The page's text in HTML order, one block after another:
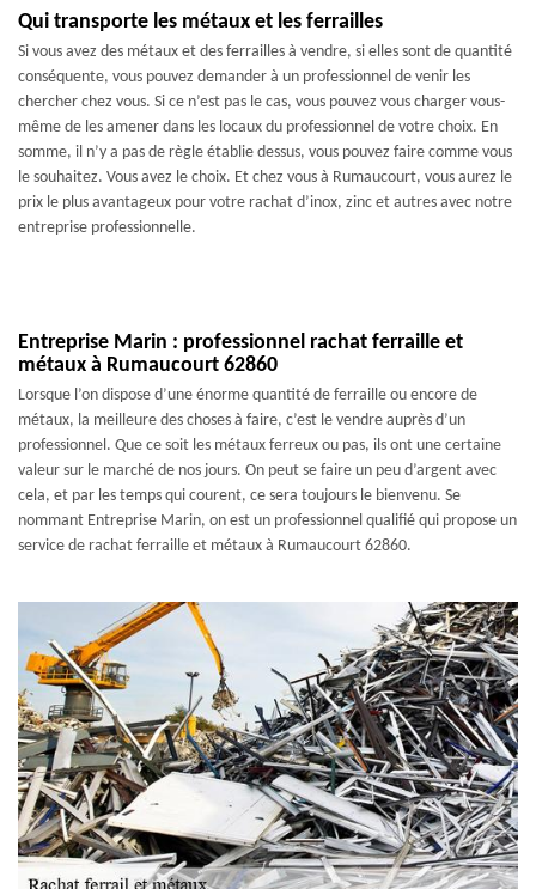
Qui transporte les métaux et les ferrailles
Si vous avez des métaux et des ferrailles à vendre, si elles sont de quantité
conséquente, vous pouvez demander à un professionnel de venir les
chercher chez vous. Si ce n’est pas le cas, vous pouvez vous charger vous-
même de les amener dans les locaux du professionnel de votre choix. En
somme, il n’y a pas de règle établie dessus, vous pouvez faire comme vous
le souhaitez. Vous avez le choix. Et chez vous à Rumaucourt, vous aurez le
prix le plus avantageux pour votre rachat d’inox, zinc et autres avec notre
entreprise professionnelle.
Entreprise Marin : professionnel rachat ferraille et
métaux à Rumaucourt 62860
Lorsque l’on dispose d’une énorme quantité de ferraille ou encore de
métaux, la meilleure des choses à faire, c’est le vendre auprès d’un
professionnel. Que ce soit les métaux ferreux ou pas, ils ont une certaine
valeur sur le marché de nos jours. On peut se faire un peu d’argent avec
cela, et par les temps qui courent, ce sera toujours le bienvenu. Se
nommant Entreprise Marin, on est un professionnel qualifié qui propose un
service de rachat ferraille et métaux à Rumaucourt 62860.